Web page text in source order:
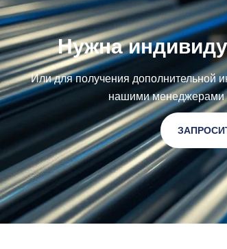
Нужна
Или для получения дополнительной
нашими менеджерами